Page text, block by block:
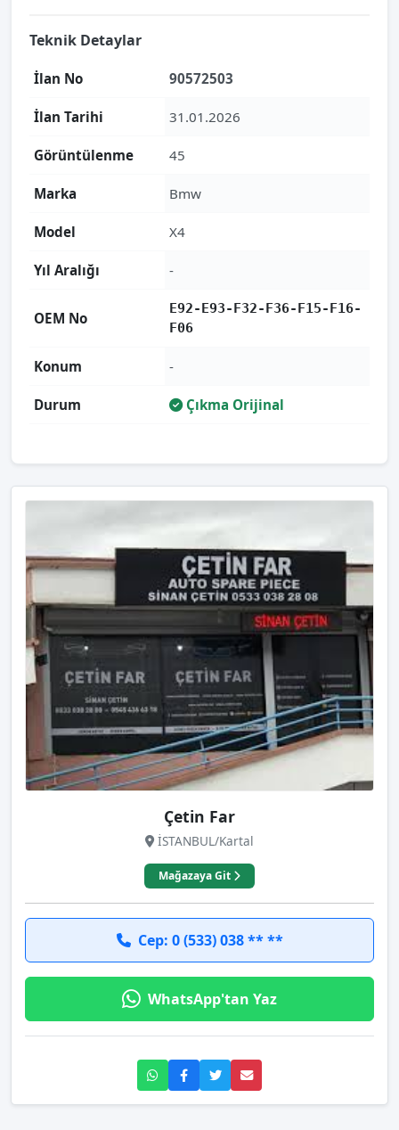
Teknik Detaylar
İlan No 90572503
İlan Tarihi 31.01.2026
Görüntülenme 45
Marka Bmw
Model X4
Yıl Aralığı -
OEM No
E92-E93-F32-F36-F15-F16-
F06
Konum -
Durum Çıkma Orijinal
Çetin Far
İSTANBUL/Kartal
Mağazaya Git
Cep: 0 (533) 038 ** **
WhatsApp'tan Yaz